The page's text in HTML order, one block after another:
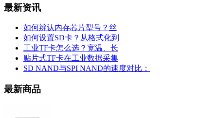
最新资讯
如何辨认内存芯片型号？丝
如何设置SD卡？从格式化到
工业TF卡怎么选？宽温、长
贴片式TF卡在工业数据采集
SD NAND与SPI NAND的速度对比：
最新商品